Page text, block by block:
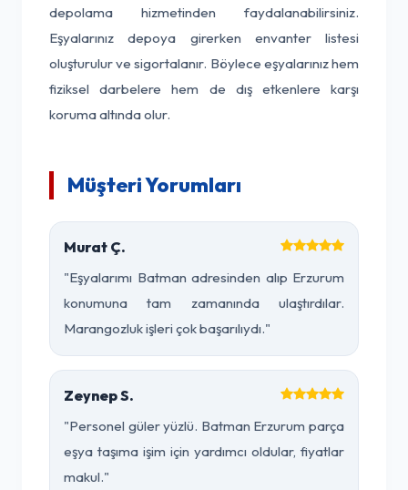
depolama hizmetinden faydalanabilirsiniz.
Eşyalarınız depoya girerken envanter listesi
oluşturulur ve sigortalanır. Böylece eşyalarınız hem
fiziksel darbelere hem de dış etkenlere karşı
koruma altında olur.
Müşteri Yorumları
Murat Ç.
"Eşyalarımı Batman adresinden alıp Erzurum
konumuna tam zamanında ulaştırdılar.
Marangozluk işleri çok başarılıydı."
Zeynep S.
"Personel güler yüzlü. Batman Erzurum parça
eşya taşıma işim için yardımcı oldular, fiyatlar
makul."